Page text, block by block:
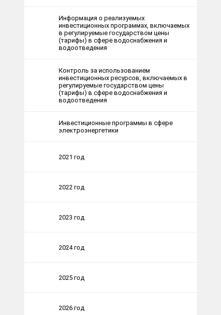
Информация о реализуемых
инвестиционных программах, включаемых
в регулируемые государством цены
(тарифы) в сфере водоснабжения и
водоотведения
Контроль за использованием
инвестиционных ресурсов, включаемых в
регулируемые государством цены
(тарифы) в сфере водоснабжения и
водоотведения
Инвестиционные программы в сфере
электроэнергетики
2021 год
2022 год
2023 год
2024 год
2025 год
2026 год